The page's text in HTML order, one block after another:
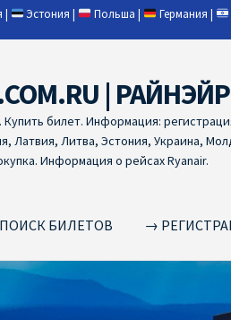
| Эстония | Польша | Германия |
|
Купить билет. Информация:
Латвия, Литва, Эстония, Украина,
Информация о рейсах Ryanair.
БИЛЕТОВ →
ПОИСК АВИАБИЛЕТОВ